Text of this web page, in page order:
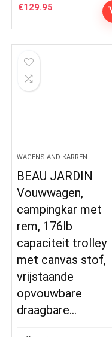
€129.95
WAGENS AND KARREN
BEAU JARDIN
Vouwwagen,
campingkar met
rem, 176lb
capaciteit trolley
met canvas stof,
vrijstaande
opvouwbare
draagbare…